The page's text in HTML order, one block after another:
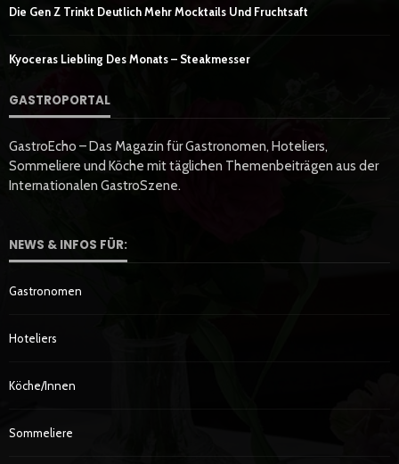
Die Gen Z Trinkt Deutlich Mehr Mocktails Und Fruchtsaft
Kyoceras Liebling Des Monats – Steakmesser
GASTROPORTAL
GastroEcho – Das Magazin für Gastronomen, Hoteliers,
Sommeliere und Köche mit täglichen Themenbeiträgen aus der
Internationalen GastroSzene.
NEWS & INFOS FÜR:
Gastronomen
Hoteliers
Köche/innen
Sommeliere